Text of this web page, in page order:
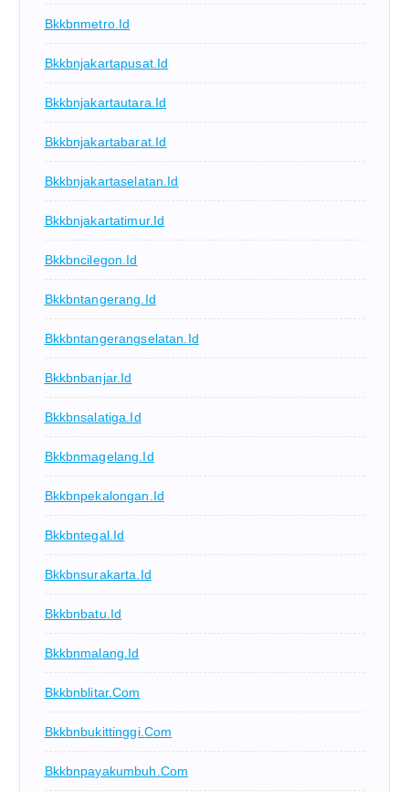
Bkkbnmetro.id
Bkkbnjakartapusat.id
Bkkbnjakartautara.id
Bkkbnjakartabarat.id
Bkkbnjakartaselatan.id
Bkkbnjakartatimur.id
Bkkbncilegon.id
Bkkbntangerang.id
Bkkbntangerangselatan.id
Bkkbnbanjar.id
Bkkbnsalatiga.id
Bkkbnmagelang.id
Bkkbnpekalongan.id
Bkkbntegal.id
Bkkbnsurakarta.id
Bkkbnbatu.id
Bkkbnmalang.id
Bkkbnblitar.com
Bkkbnbukittinggi.com
Bkkbnpayakumbuh.com